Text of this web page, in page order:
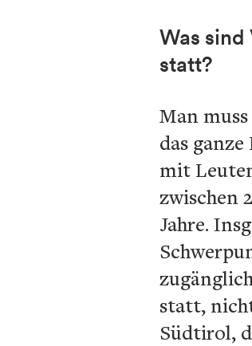
Was
statt?
Man
das
mit
zwischen
Jahre.
statt,
Südtirol,